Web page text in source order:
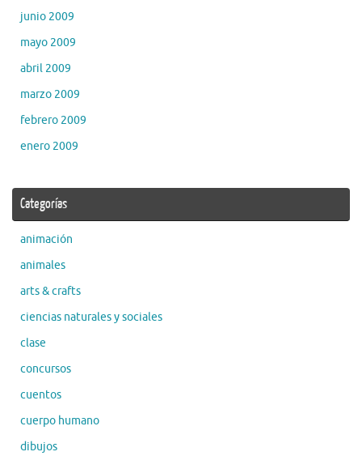
junio 2009
mayo 2009
abril 2009
marzo 2009
febrero 2009
enero 2009
Categorías
animación
animales
arts & crafts
ciencias naturales y sociales
clase
concursos
cuentos
cuerpo humano
dibujos